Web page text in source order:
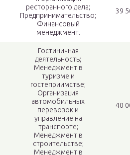
ресторанного дела;
Предпринимательство;
Финансовый
менеджмент.
39
Гостиничная
деятельность;
Менеджмент в
туризме и
гостеприимстве;
Организация
автомобильных
перевозок и
управление на
транспорте;
Менеджмент в
строительстве;
Менеджмент в
40